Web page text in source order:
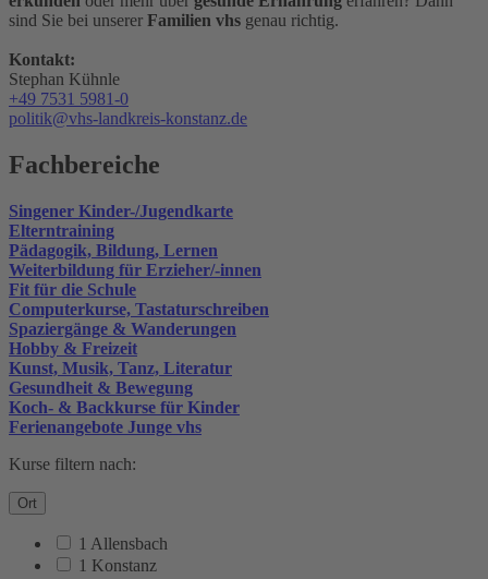
sind Sie bei unserer Familien vhs genau richtig.
Kontakt:
Stephan Kühnle
+49 7531 5981-0
politik@vhs-landkreis-konstanz.de
Fachbereiche
Singener Kinder-/Jugendkarte
Elterntraining
Pädagogik, Bildung, Lernen
Weiterbildung für Erzieher/-innen
Fit für die Schule
Computerkurse, Tastaturschreiben
Spaziergänge & Wanderungen
Hobby & Freizeit
Kunst, Musik, Tanz, Literatur
Gesundheit & Bewegung
Koch- & Backkurse für Kinder
Ferienangebote Junge vhs
Kurse filtern nach:
Ort
1 Allensbach
1 Konstanz